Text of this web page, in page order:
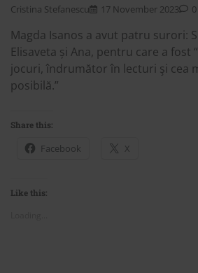
Cristina Stefanescu 17 November 2023 0
Magda Isanos a avut patru surori:
Elisaveta și Ana, pentru care a fost
jocuri, îndrumător în lecturi şi cea
posibilă.”
Share this:
Facebook X
Like this: